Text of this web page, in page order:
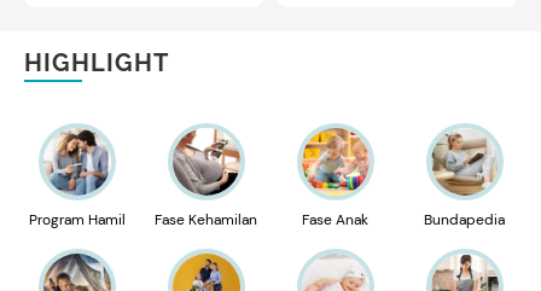
HIGHLIGHT
Program Hamil Fase Kehamilan Fase Anak Bundapedia